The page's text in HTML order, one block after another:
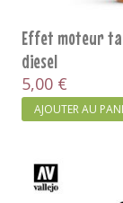
Effet moteur
diesel
5,00 €
AJOUTER AU